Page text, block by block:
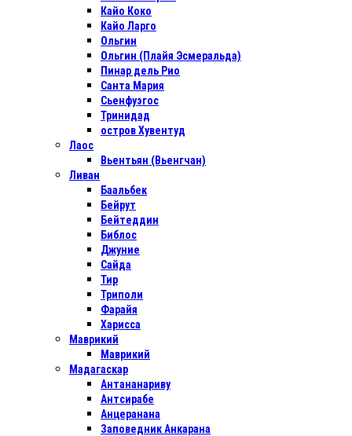
Кайо Коко
Кайо Ларго
Ольгин
Ольгин (Плайя Эсмеральда)
Пинар дель Рио
Санта Мария
Сьенфуэгос
Тринидад
остров Хувентуд
Лаос
Вьентьян (Вьенгчан)
Ливан
Баальбек
Бейрут
Бейтеддин
Библос
Джуние
Сайда
Тир
Триполи
Фарайя
Харисса
Маврикий
Маврикий
Мадагаскар
Антананариву
Антсирабе
Анцеранана
Заповедник Анкарана